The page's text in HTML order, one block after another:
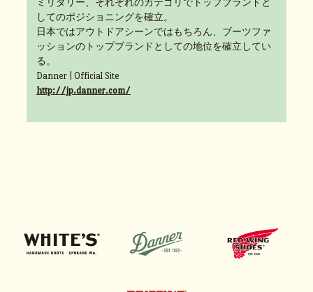
ミリタリー、それぞれのカテゴリでトップブランドと
してのポジショニングを確立。
日本ではアウトドアシーンではもちろん、ブーツファ
ッションのトップブランドとしての地位を確立してい
る。
Danner | Official Site
http://jp.danner.com/